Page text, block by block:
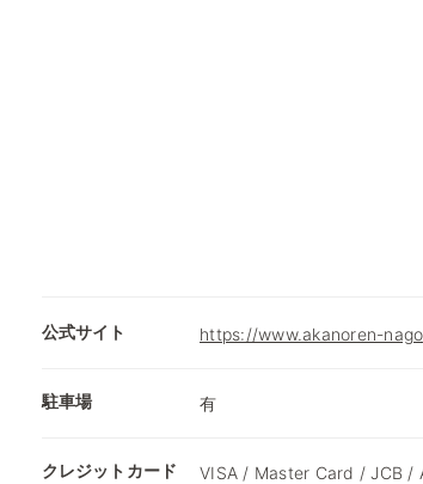
公式サイト https://www.akanoren-
駐車場 有
クレジットカード VISA / Master Card / JCB /